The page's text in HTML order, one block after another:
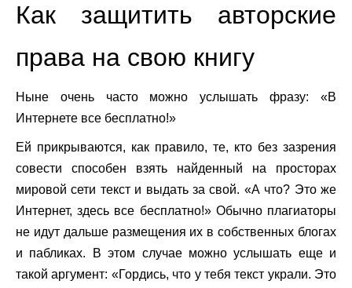
Как защитить авторские
права на свою книгу
Ныне очень часто можно услышать фразу: «В
Интернете все бесплатно!»
Ей прикрываются, как правило, те, кто без зазрения
совести способен взять найденный на просторах
мировой сети текст и выдать за свой. «А что? Это же
Интернет, здесь все бесплатно!» Обычно плагиаторы
не идут дальше размещения их в собственных блогах
и пабликах. В этом случае можно услышать еще и
такой аргумент: «Гордись, что у тебя текст украли. Это